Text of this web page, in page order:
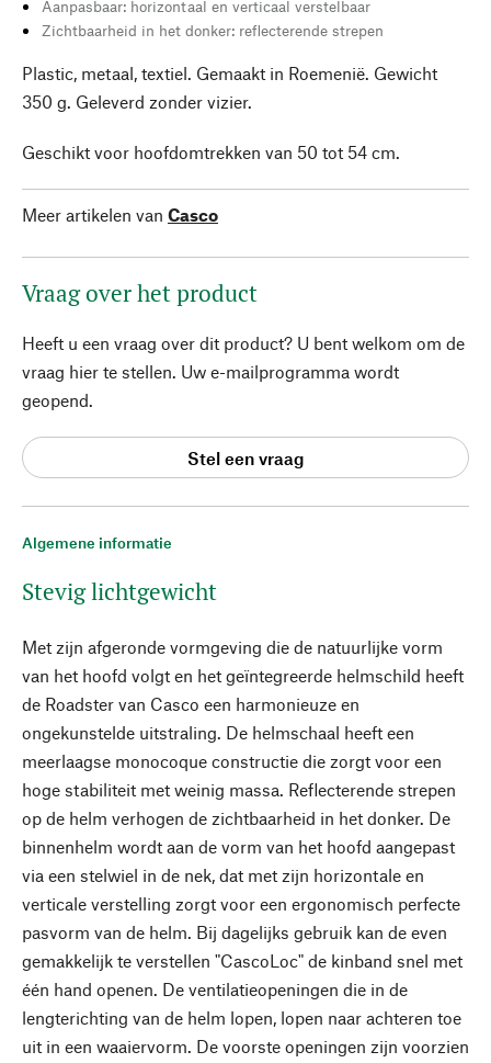
Algemene informatie
Stevig lichtgewicht
Met zijn afgeronde vormgeving die de natuurlijke vorm
van het hoofd volgt en het geïntegreerde helmschild heeft
de Roadster van Casco een harmonieuze en
ongekunstelde uitstraling. De helmschaal heeft een
meerlaagse monocoque constructie die zorgt voor een
hoge stabiliteit met weinig massa. Reflecterende strepen
op de helm verhogen de zichtbaarheid in het donker. De
binnenhelm wordt aan de vorm van het hoofd aangepast
via een stelwiel in de nek, dat met zijn horizontale en
verticale verstelling zorgt voor een ergonomisch perfecte
pasvorm van de helm. Bij dagelijks gebruik kan de even
gemakkelijk te verstellen "CascoLoc" de kinband snel met
één hand openen. De ventilatieopeningen die in de
lengterichting van de helm lopen, lopen naar achteren toe
uit in een waaiervorm. De voorste openingen zijn voorzien
Aanpasbaar: horizontaal en verticaal verstelbaar
Zichtbaarheid in het donker: reflecterende strepen
Plastic, metaal, textiel. Gemaakt in Roemenië. Gewicht
350 g. Geleverd zonder vizier.
Geschikt voor hoofdomtrekken van 50 tot 54 cm.
Meer artikelen van Casco
Vraag over het product
Heeft u een vraag over dit product? U bent welkom om de
vraag hier te stellen. Uw e-mailprogramma wordt
geopend.
Stel een vraag